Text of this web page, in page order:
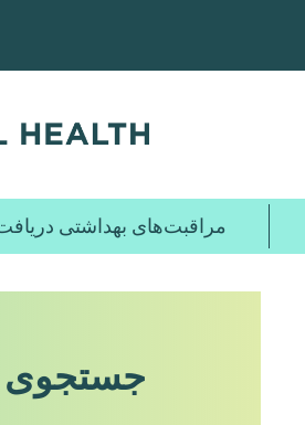
محتوای
مراقبت‌های بهداشتی
جستجوی MAP و راهنمای ارائه دهندگان خدمات پایه MAP بر اساس کلمه کلیدی